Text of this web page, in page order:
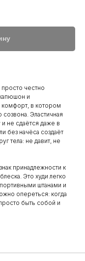
честно
и
комфорт, в котором
Эластичная
не сдаётся даже в
без начёса создаёт
тела: не давит, не
принадлежности к
Это худи легко
штанами и
опереться: когда
быть собой и